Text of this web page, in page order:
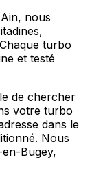
nous
turbo
et testé
de chercher
votre turbo
dans le
Nous
Bugey,